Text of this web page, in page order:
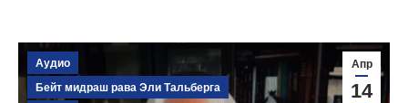
Апр
14
Аудио
Бейт мидраш рава Эли Тальберга